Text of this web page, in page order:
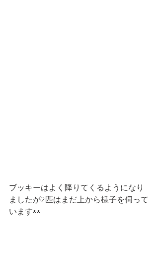
ブッキーはよく降りてくるようになり
ましたが2匹はまだ上から様子を伺って
います👀